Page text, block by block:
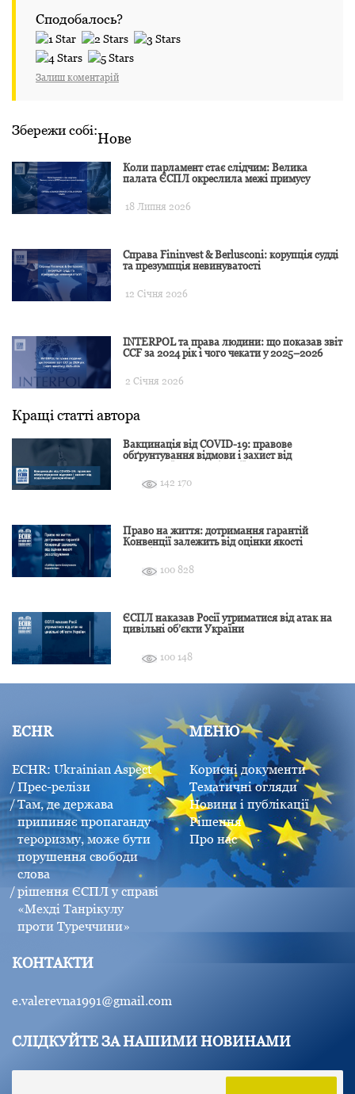
Сподобалось?
Залиш коментарій
Збережи собі:Нове
Коли парламент стає слідчим: Велика
палата ЄСПЛ окреслила межі примусу
18 Липня 2026
Справа Fininvest & Berlusconi: корупція судді
та презумпція невинуватості
12 Січня 2026
INTERPOL та права людини: що показав звіт
CCF за 2024 рік і чого чекати у 2025–2026
2 Січня 2026
Кращі статті автора
Вакцинація від COVID-19: правове
обґрунтування відмови і захист від
142 170
Право на життя: дотримання гарантій
Конвенції залежить від оцінки якості
100 828
ЄСПЛ наказав Росії утриматися від атак на
цивільні об’єкти України
100 148
ECHR
ECHR: Ukrainian Aspect
Прес-релізи
Там, де держава
припиняє пропаганду
тероризму, може бути
порушення свободи
слова
рішення ЄСПЛ у справі
«Мехді Танрікулу
проти Туреччини»
МЕНЮ
Корисні документи
Тематичні огляди
Новини і публікації
Рішення
Про нас
КОНТАКТИ
e.valerevna1991@gmail.com
СЛІДКУЙТЕ ЗА НАШИМИ НОВИНАМИ